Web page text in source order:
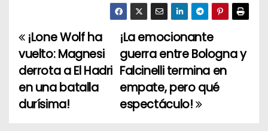
N
a
v
¡La emocionante
guerra entre Bologna y
Falcinelli termina en
empate, pero qué
espectáculo!
¡Lone Wolf ha
vuelto: Magnesi
derrota a El Hadri
en una batalla
durísima!